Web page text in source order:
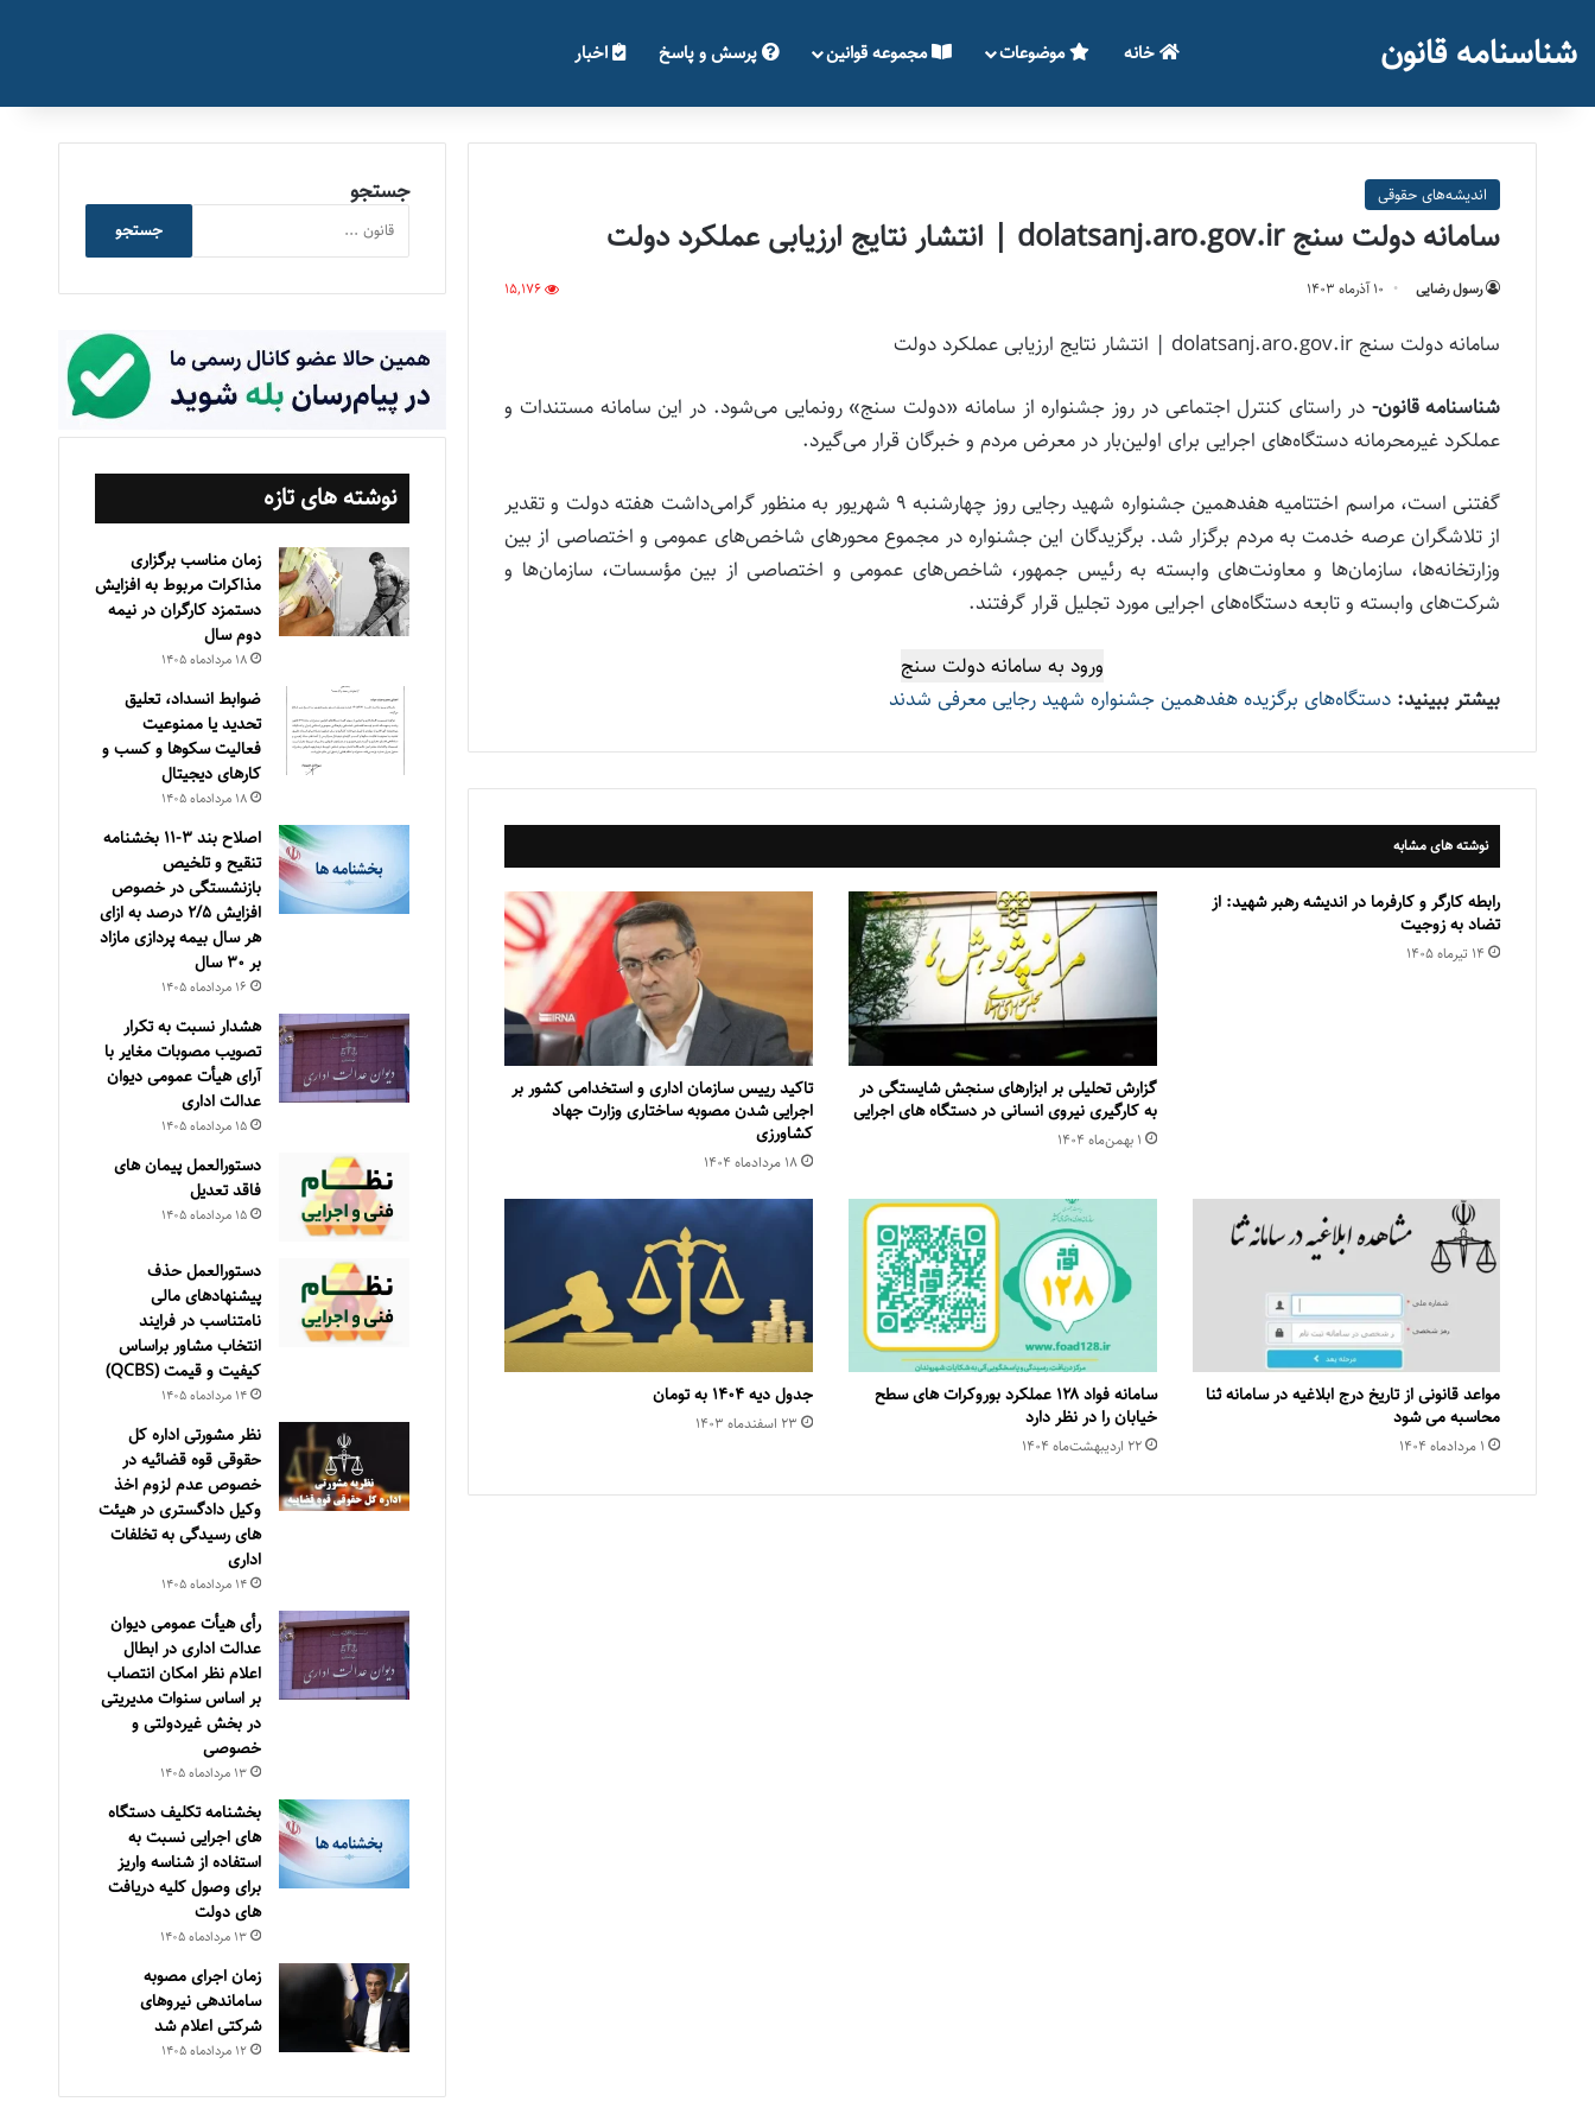
شناسنامه قانون خانه موضوعات مجموعه قوانین پرسش و پاسخ اخبار
اندیشه‌های حقوقی
سامانه دولت سنج dolatsanj.aro.gov.ir | انتشار نتایج ارزیابی عملکرد دولت
رسول رضایی ۱۰ آذر‌ماه ۱۴۰۳ 15,176
سامانه دولت سنج dolatsanj.aro.gov.ir | انتشار نتایج ارزیابی عملکرد دولت
شناسنامه قانون- در راستای كنترل اجتماعی در روز جشنواره از سامانه «دولت سنج» رونمایی می‌شود. در این سامانه مستندات و
عملكرد غیرمحرمانه دستگاه‌های اجرایی برای اولین‌بار در معرض مردم و خبرگان قرار می‌گیرد.
گفتنی است، مراسم اختتامیه هفدهمین جشنواره شهید رجایی روز چهارشنبه ۹ شهریور به منظور گرامی‌داشت هفته دولت و تقدیر
از تلاشگران عرصه خدمت به مردم برگزار شد. برگزیدگان این جشنواره در مجموع محورهای شاخص‌های عمومی و اختصاصی از بین
وزارتخانه‌ها، سازمان‌ها و معاونت‌های وابسته به رئیس جمهور، شاخص‌های عمومی و اختصاصی از بین مؤسسات، سازمان‌ها و
شرکت‌های وابسته و تابعه دستگاه‌های اجرایی مورد تجلیل قرار گرفتند.
ورود به سامانه دولت سنج
بیشتر ببینید: دستگاه‌های برگزیده هفدهمین جشنواره شهید رجایی معرفی شدند
نوشته های مشابه
رابطه کارگر و کارفرما در اندیشه رهبر شهید: از
تضاد به زوجیت
۱۴ تیر‌ماه ۱۴۰۵
گزارش تحلیلی بر ابزارهای سنجش شایستگی در
به کارگیری نیروی انسانی در دستگاه های اجرایی
۱ بهمن‌ماه ۱۴۰۴
تاکید رییس سازمان اداری و استخدامی کشور بر
اجرایی شدن مصوبه ساختاری وزارت جهاد
کشاورزی
۱۸ مرداد‌ماه ۱۴۰۴
مواعد قانونی از تاریخ درج ابلاغیه در سامانه ثنا
محاسبه می شود
۱ مرداد‌ماه ۱۴۰۴
سامانه فواد ۱۲۸ عملکرد بوروکرات های سطح
خیابان را در نظر دارد
۲۲ اردیبهشت‌ماه ۱۴۰۴
جدول دیه ۱۴۰۴ به تومان
۲۳ اسفند‌ماه ۱۴۰۳
جستجو
جستجو
نوشته های تازه
زمان مناسب برگزاری
مذاکرات مربوط به افزایش
دستمزد کارگران در نیمه
دوم سال
۱۸ مرداد‌ماه ۱۴۰۵
ضوابط انسداد، تعليق
تحديد يا ممنوعيت
فعاليت سكوها و كسب و
كارهای ديجيتال
۱۸ مرداد‌ماه ۱۴۰۵
اصلاح بند ۳‏-۱۱ بخشنامه
تنقیح و تلخیص
بازنشستگی در خصوص
افزایش ۵‏‏‏‏‏‏‏‏‏/۲ درصد به ازای
هر سال بیمه پردازی مازاد
بر ۳۰‏ سال
۱۶ مرداد‌ماه ۱۴۰۵
هشدار نسبت به تکرار
تصویب مصوبات مغایر با
آرای هیأت عمومی دیوان
عدالت اداری
۱۵ مرداد‌ماه ۱۴۰۵
دستورالعمل پیمان های
فاقد تعدیل
۱۵ مرداد‌ماه ۱۴۰۵
دستورالعمل حذف
پيشنهادهای مالی
نامتناسب در فرايند
انتخاب مشاور براساس
كيفيت و قيمت (QCBS)
۱۴ مرداد‌ماه ۱۴۰۵
نظر مشورتی اداره کل
حقوقی قوه قضائیه در
خصوص عدم لزوم اخذ
وکیل دادگستری در هیئت
های رسیدگی به تخلفات
اداری
۱۴ مرداد‌ماه ۱۴۰۵
رأی هیأت عمومی دیوان
عدالت اداری در ابطال
اعلام نظر امکان انتصاب
بر اساس سنوات مدیریتی
در بخش غیردولتی و
خصوصی
۱۳ مرداد‌ماه ۱۴۰۵
بخشنامه تکلیف دستگاه
های اجرایی نسبت به
استفاده از شناسه واریز
برای وصول کلیه دریافت
های دولت
۱۳ مرداد‌ماه ۱۴۰۵
زمان اجرای مصوبه
ساماندهی نیروهای
شرکتی اعلام شد
۱۲ مرداد‌ماه ۱۴۰۵